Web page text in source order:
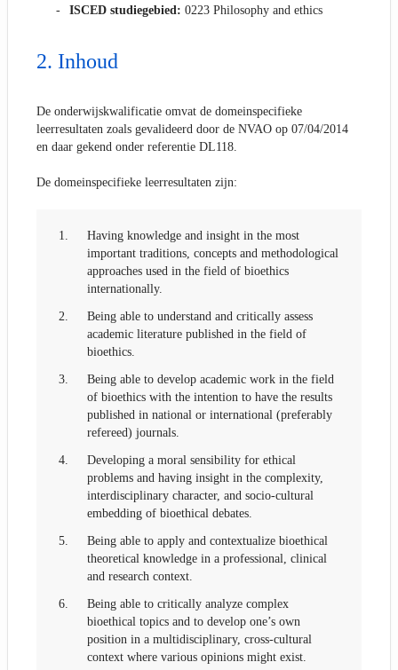
ISCED studiegebied: 0223 Philosophy and ethics
Inhoud
De onderwijskwalificatie omvat de domeinspecifieke
leerresultaten zoals gevalideerd door de NVAO op 07/04/2014
en daar gekend onder referentie DL118.
De domeinspecifieke leerresultaten zijn:
1.
Having knowledge and insight in the most
important traditions, concepts and methodological
approaches used in the field of bioethics
internationally.
2.
Being able to understand and critically assess
academic literature published in the field of
bioethics.
3.
Being able to develop academic work in the field
of bioethics with the intention to have the results
published in national or international (preferably
refereed) journals.
4.
Developing a moral sensibility for ethical
problems and having insight in the complexity,
interdisciplinary character, and socio-cultural
embedding of bioethical debates.
5.
Being able to apply and contextualize bioethical
theoretical knowledge in a professional, clinical
and research context.
6.
Being able to critically analyze complex
bioethical topics and to develop one’s own
position in a multidisciplinary, cross-cultural
context where various opinions might exist.